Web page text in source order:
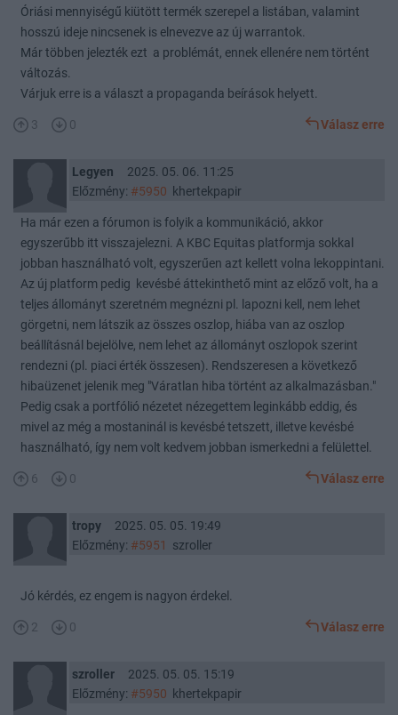
Óriási mennyiségű kiütött termék szerepel a listában, valamint
hosszú ideje nincsenek is elnevezve az új warrantok.
Már többen jelezték ezt a problémát, ennek ellenére nem történt
változás.
Várjuk erre is a választ a propaganda beírások helyett.
3 0 Válasz erre
Legyen
2025. 05. 06. 11:25
Előzmény: #5950 khertekpapir
Ha már ezen a fórumon is folyik a kommunikáció, akkor
egyszerűbb itt visszajelezni. A KBC Equitas platformja sokkal
jobban használható volt, egyszerűen azt kellett volna lekoppintani.
Az új platform pedig kevésbé áttekinthető mint az előző volt, ha a
teljes állományt szeretném megnézni pl. lapozni kell, nem lehet
görgetni, nem látszik az összes oszlop, hiába van az oszlop
beállításnál bejelölve, nem lehet az állományt oszlopok szerint
rendezni (pl. piaci érték összesen). Rendszeresen a következő
hibaüzenet jelenik meg "Váratlan hiba történt az alkalmazásban."
Pedig csak a portfólió nézetet nézegettem leginkább eddig, és
mivel az még a mostaninál is kevésbé tetszett, illetve kevésbé
használható, így nem volt kedvem jobban ismerkedni a felülettel.
6 0 Válasz erre
tropy
2025. 05. 05. 19:49
Előzmény: #5951 szroller
Jó kérdés, ez engem is nagyon érdekel.
2 0 Válasz erre
szroller
2025. 05. 05. 15:19
Előzmény: #5950 khertekpapir